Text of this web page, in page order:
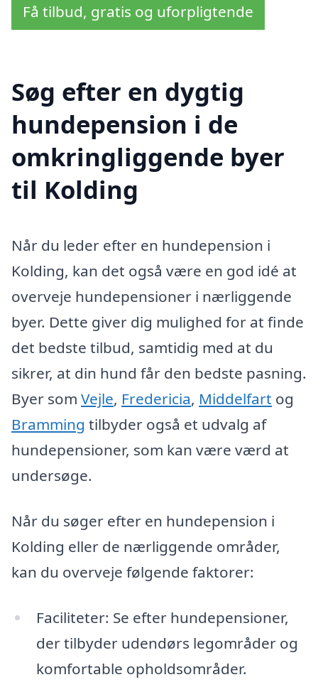
Få tilbud, gratis og uforpligtende
Søg efter en dygtig
hundepension i de
omkringliggende byer
til Kolding
Når du leder efter en hundepension i
Kolding, kan det også være en god idé at
overveje hundepensioner i nærliggende
byer. Dette giver dig mulighed for at finde
det bedste tilbud, samtidig med at du
sikrer, at din hund får den bedste pasning.
Byer som Vejle, Fredericia, Middelfart og
Bramming tilbyder også et udvalg af
hundepensioner, som kan være værd at
undersøge.
Når du søger efter en hundepension i
Kolding eller de nærliggende områder,
kan du overveje følgende faktorer:
Faciliteter: Se efter hundepensioner,
der tilbyder udendørs legområder og
komfortable opholdsområder.